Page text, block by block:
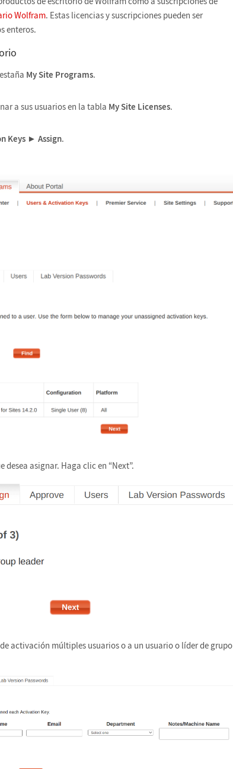
Wolfram. Estas licencias y suscripciones pueden ser
enteros.
My Site Programs.
a sus usuarios en la tabla My Site Licenses.
Keys ► Assign.
asignar. Haga clic en “Next”.
activación múltiples usuarios o a un usuario o líder de grupo